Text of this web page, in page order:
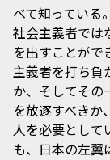
べて知っている
社会主義者では
を出すことがで
主義者を打ち負
か、そしてその
を放逐すべきか
人を必要として
も、日本の左翼